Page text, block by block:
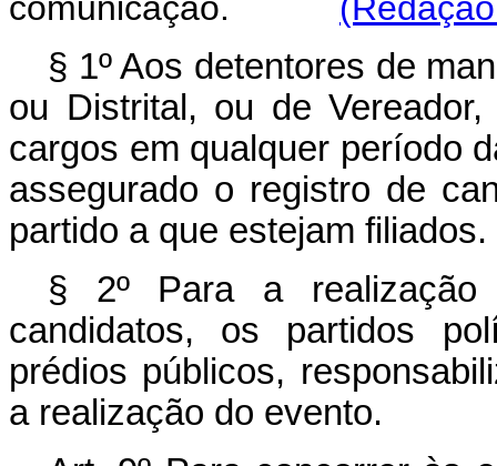
comunicação.
§ 1º Aos detentores de
ou Distrital, ou de
cargos em qualquer período
assegurado o registro de
partido a que estejam
§ 2º Para a realização
candidatos, os partidos
prédios públicos,
a realização do evento.